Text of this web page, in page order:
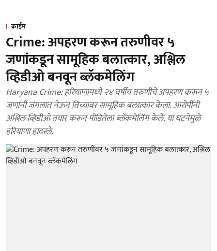
क्राईम
Crime: अपहरण करून तरुणीवर ५
जणांकडून सामूहिक बलात्कार, अश्लिल
व्हिडीओ बनवून ब्लॅकमेलिंग
Haryana Crime: हरियाणामध्ये २४ वर्षीय तरुणीचे अपहरण करून ५
जणांनी जंगलात नेऊन तिच्यावर सामूहिक बलात्कार केला. आरोपींनी
अश्लिल व्हिडीओ तयार करून पीडितेला ब्लॅकमेलिंग केले. या घटनेमुळे
हरियाणा हादरले.